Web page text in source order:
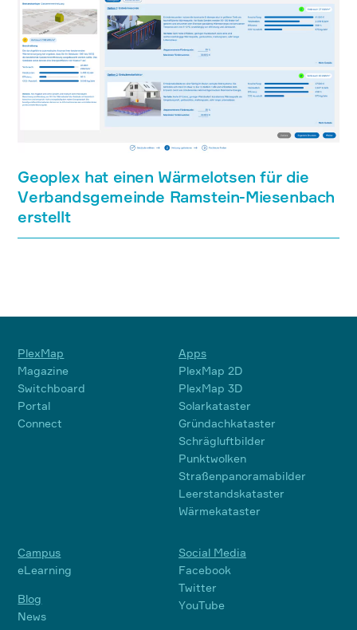
Geoplex hat einen Wärmelotsen für die
Verbandsgemeinde Ramstein-Miesenbach
erstellt
PlexMap
Magazine
Switchboard
Portal
Connect
Apps
PlexMap 2D
PlexMap 3D
Solarkataster
Gründachkataster
Schrägluftbilder
Punktwolken
Straßenpanoramabilder
Leerstandskataster
Wärmekataster
Campus
eLearning
Blog
News
Social Media
Facebook
Twitter
YouTube